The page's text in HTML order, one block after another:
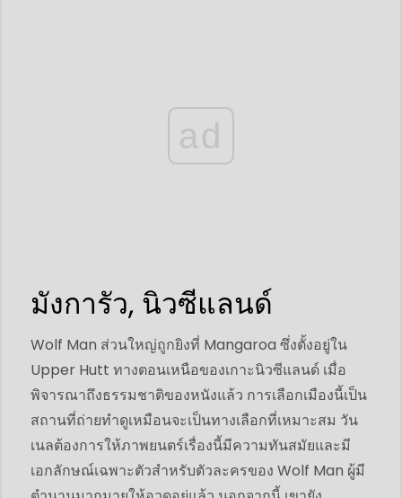
ad
มังการัว, นิวซีแลนด์
Wolf Man ส่วนใหญ่ถูกยิงที่ Mangaroa ซึ่งตั้งอยู่ใน
Upper Hutt ทางตอนเหนือของเกาะนิวซีแลนด์ เมื่อ
พิจารณาถึงธรรมชาติของหนังแล้ว การเลือกเมืองนี้เป็น
สถานที่ถ่ายทำดูเหมือนจะเป็นทางเลือกที่เหมาะสม วัน
เนลต้องการให้ภาพยนตร์เรื่องนี้มีความทันสมัยและมี
เอกลักษณ์เฉพาะตัวสำหรับตัวละครของ Wolf Man ผู้มี